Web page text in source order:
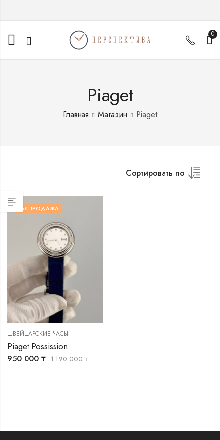
0
Piaget
Главная Магазин Piaget
Сортировать по
РАСПРОДАЖА
ШВЕЙЦАРСКИЕ ЧАСЫ
Piaget Possission
950 000 ₸ 1 190 000₸